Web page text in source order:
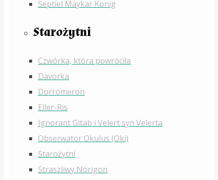
Septiel Maykar Konig
Starożytni
Czwórka, która powróciła
Davorka
Dorromeron
Eller-Ris
Ignorant Gitab i Velert syn Velerta
Obserwator Okulus (Oki)
Starożytni
Straszliwy Norigon